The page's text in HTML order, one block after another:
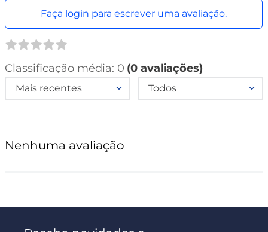
Classificação média: 0 (0 avaliações)
Faça login para escrever uma avaliação.
Mais recentes Todos
Nenhuma avaliação